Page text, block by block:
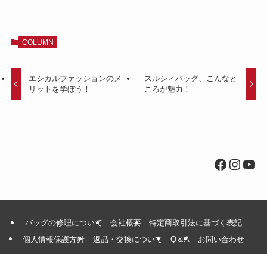
COLUMN
エシカルファッションのメ
リットを学ぼう！
スルシィバッグ、こんなと
ころが魅力！
バッグの修理について 会社概要
特定商取引法に基づく表記
個人情報保護方針
返品・交換について Q＆A お問い合わせ